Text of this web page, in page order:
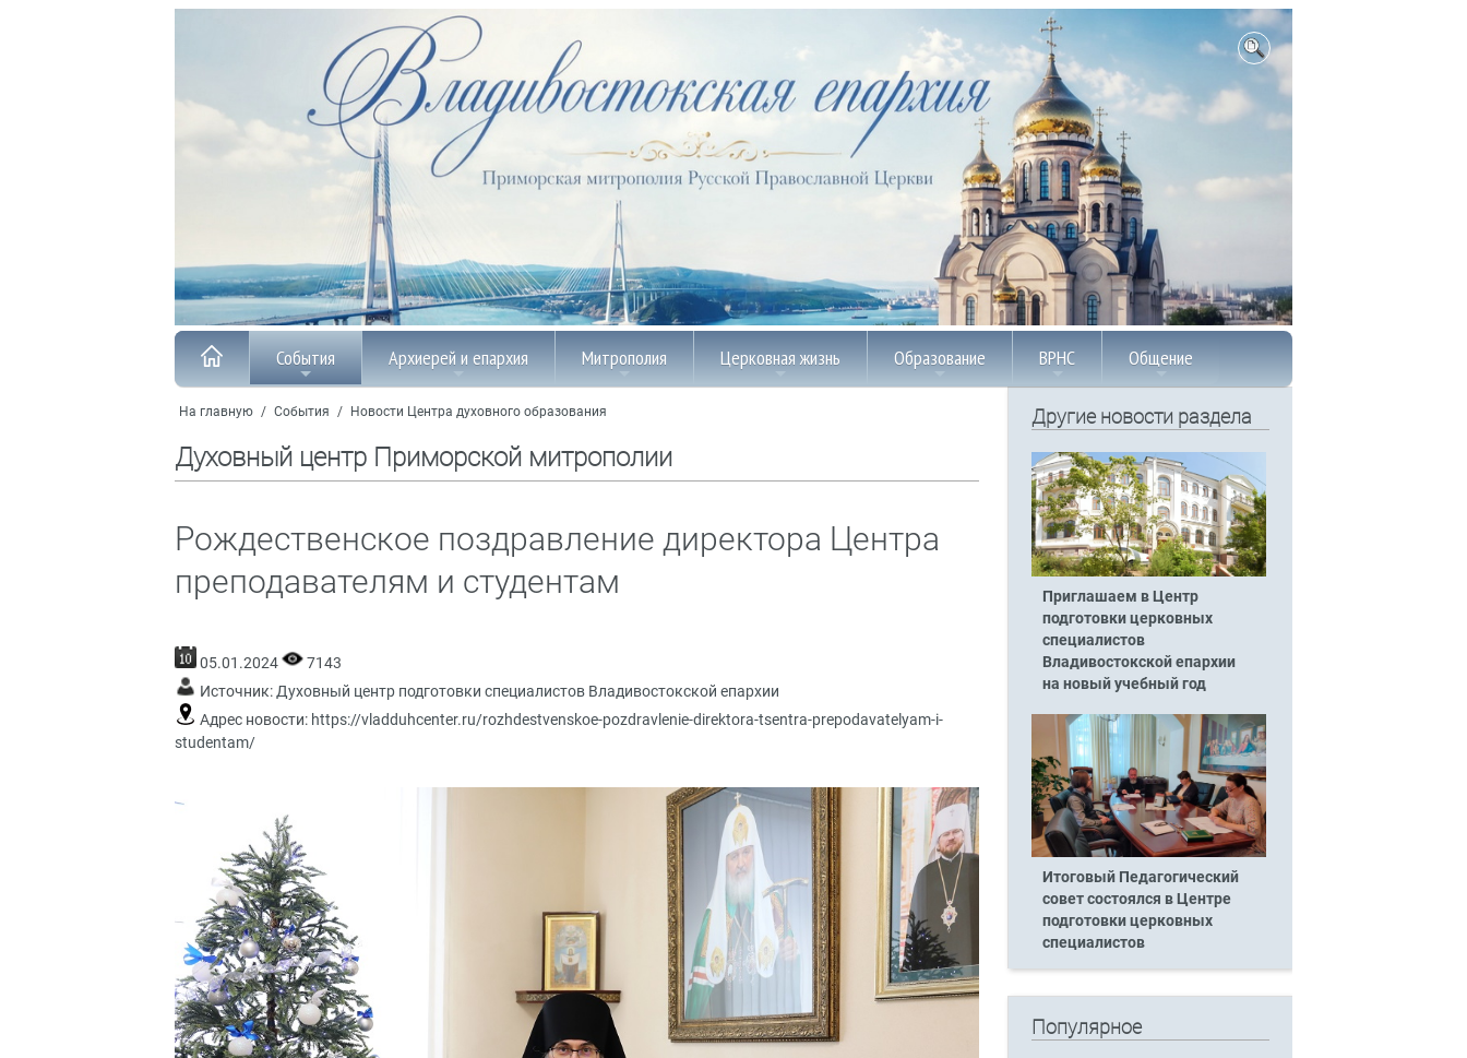
События Архиерей и епархия Митрополия Церковная жизнь Образование ВРНС Общение
На главную / События / Новости Центра духовного образования
Духовный центр Приморской митрополии
Рождественское поздравление директора Центра
преподавателям и студентам
05.01.2024
7143
Источник:Духовный центр подготовки специалистов Владивостокской епархии
Адрес новости: https://vladduhcenter.ru/rozhdestvenskoe-pozdravlenie-direktora-tsentra-prepodavatelyam-i-
studentam/
Другие новости раздела
Приглашаем в Центр
подготовки церковных
специалистов
Владивостокской епархии
на новый учебный год
Итоговый Педагогический
совет состоялся в Центре
подготовки церковных
специалистов
Популярное